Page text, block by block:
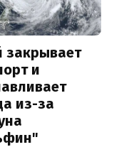
закрывает
и
из-за